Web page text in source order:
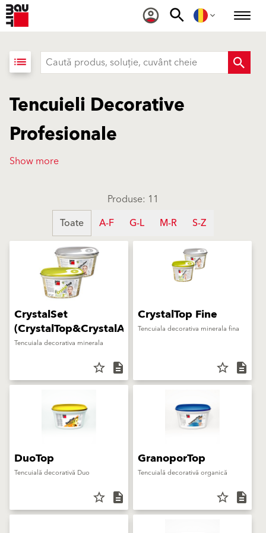
list
Tencuieli Decorative
Profesionale
Show more
Produse: 11
Toate
A-F G-L M-R S-Z
CrystalSet
(CrystalTop&CrystalActivator)
Tencuiala decorativa minerala
star_border description
CrystalTop Fine
Tencuiala decorativa minerala fina
star_border description
DuoTop
Tencuială decorativă Duo
star_border description
GranoporTop
Tencuială decorativă organică
star_border description